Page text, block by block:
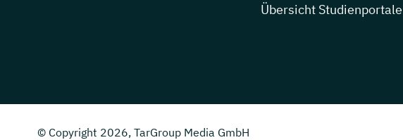
Übersicht Studienportale
© Copyright 2026, TarGroup Media GmbH